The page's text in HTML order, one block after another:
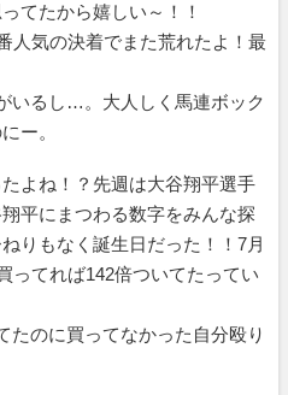
てたから嬉しい～！！
気の決着でまた荒れたよ！最
いるし…。大人しく馬連ボック
ー。
よね！？先週は大谷翔平選手
平にまつわる数字をみんな探
りもなく誕生日だった！！7月
てれば142倍ついてたってい
たのに買ってなかった自分殴り